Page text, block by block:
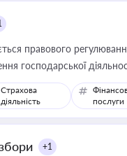
правового
господарської
Страхова
діяльність
послуги
+1